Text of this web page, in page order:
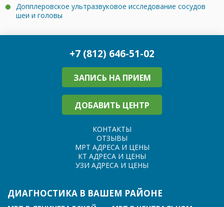
Допплеровское ультразвуковое исследование сосудов
шеи и головы
+7 (812) 646-51-02
ЗАПИСЬ НА ПРИЕМ
ДОБАВИТЬ ЦЕНТР
КОНТАКТЫ
ОТЗЫВЫ
МРТ АДРЕСА И ЦЕНЫ
КТ АДРЕСА И ЦЕНЫ
УЗИ АДРЕСА И ЦЕНЫ
ДИАГНОСТИКА В ВАШЕМ РАЙОНЕ